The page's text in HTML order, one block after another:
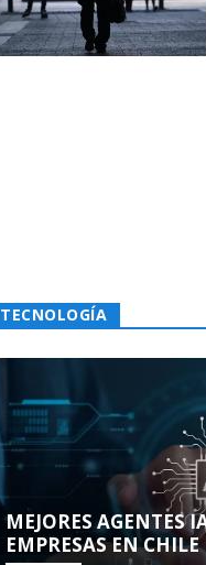
TECNOLOGÍA
MEJORES AGENTES
EMPRESAS EN CHILE